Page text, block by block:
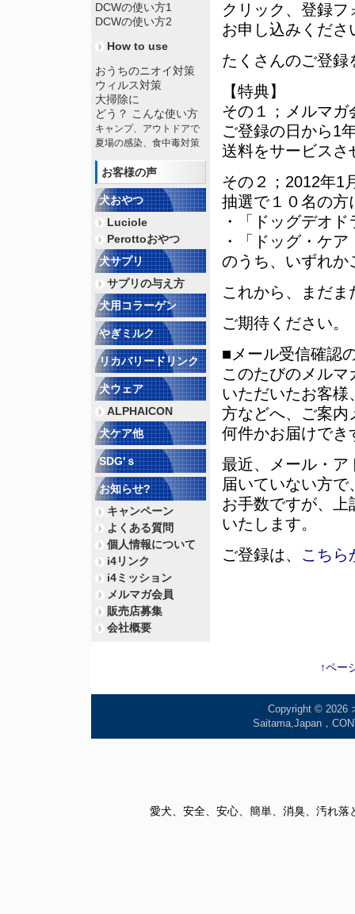
クリック、登録
お申し込みくださ
たくさんのご登録
【特典】
その１； メルマガ
ご登録の日から1
送料をサービスさ
その２；2012年1
抽選で１０名の方
・「ドッグデオ
・「ドッグ・ケ
のうち、いずれか
これから、まだ
ご期待ください。
■メール受信確認
このたびのメル
いただいたお客
方などへ、ご案内
何件かお届けでき
最近、メール・ア
届いていない方
お手数ですが、
いたします。
ご登録は、 こちら
DCWの使い方1
DCWの使い方2
How to use
おうちのニオイ対策
ウィルス対策
大掃除に
どう？ こんな使い方
キャンプ、アウトドアで
夏場の感染、食中毒対策
お客様の声
犬おやつ
Luciole
Perottoおやつ
犬サプリ
サプリの与え方
犬用コラーゲン
やぎミルク
リカバリードリンク
犬ウェア
ALPHAICON
犬ケア他
SDG'ｓ
お知らせ?
キャンペーン
よくある質問
個人情報について
i4リンク
i4ミッション
メルマガ会員
販売店募集
会社概要
↑ペー
Copyright © 2026
Saitama,Japan，
愛犬、安全、安心、簡単、消臭、汚れ